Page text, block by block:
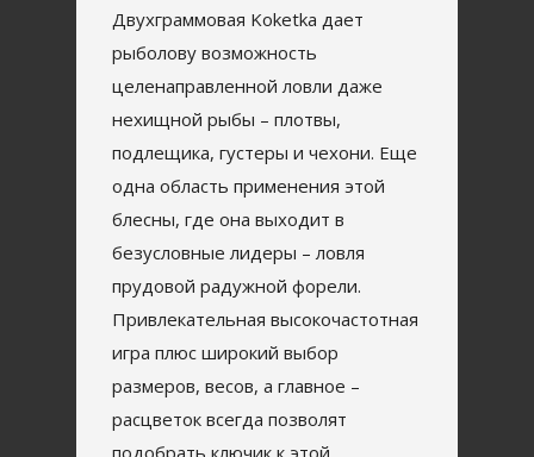
Двухграммовая Koketka дает
рыболову возможность
целенаправленной ловли даже
нехищной рыбы – плотвы,
подлещика, густеры и чехони. Еще
одна область применения этой
блесны, где она выходит в
безусловные лидеры – ловля
прудовой радужной форели.
Привлекательная высокочастотная
игра плюс широкий выбор
размеров, весов, а главное –
расцветок всегда позволят
подобрать ключик к этой